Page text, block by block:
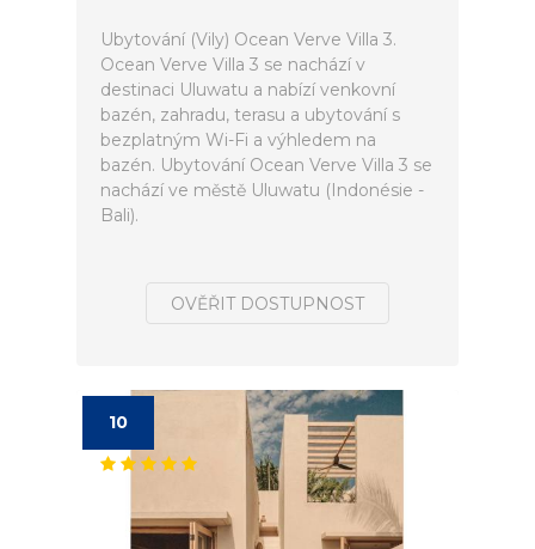
Ubytování (Vily) Ocean Verve Villa 3.
Ocean Verve Villa 3 se nachází v
destinaci Uluwatu a nabízí venkovní
bazén, zahradu, terasu a ubytování s
bezplatným Wi-Fi a výhledem na
bazén. Ubytování Ocean Verve Villa 3 se
nachází ve městě Uluwatu (Indonésie -
Bali).
OVĚŘIT DOSTUPNOST
10